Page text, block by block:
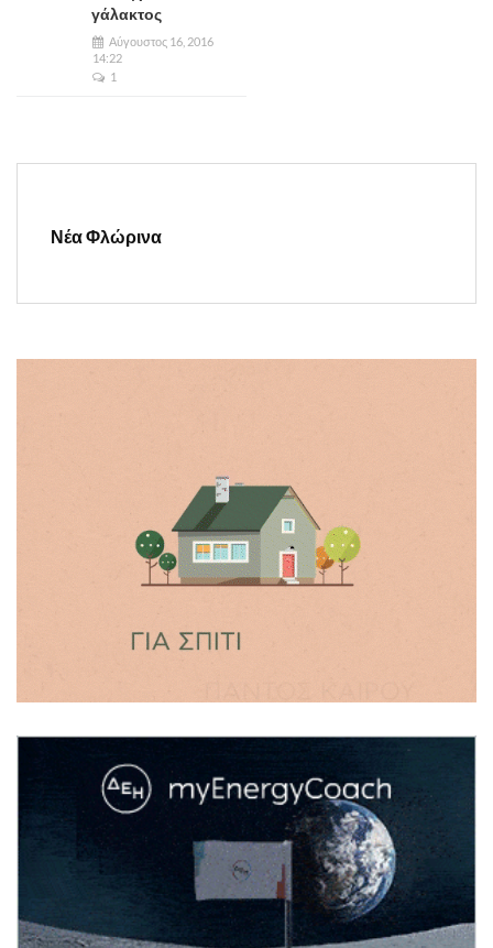
γάλακτος
Αύγουστος 16, 2016
14:22
1
Νέα Φλώρινα